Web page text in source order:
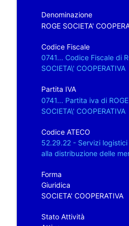
Denominazione
ROGE SOCIETA'
Codice Fiscale
0741... Codice Fiscale di
SOCIETA\' COOPERATIVA
Partita IVA
0741... Partita iva di ROGE
SOCIETA\' COOPERATIVA
Codice ATECO
52.29.22 - Servizi
alla distribuzione delle
Forma
Giuridica
SOCIETA' COOPERATIVA
Stato Attività